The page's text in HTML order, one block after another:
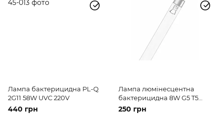
Лампа бактерицидна PL-Q
2G11 58W UVC 220V
440 грн
Лампа люмінесцентна
бактерицидна 8W G5 T5
HNS 220V
250 грн